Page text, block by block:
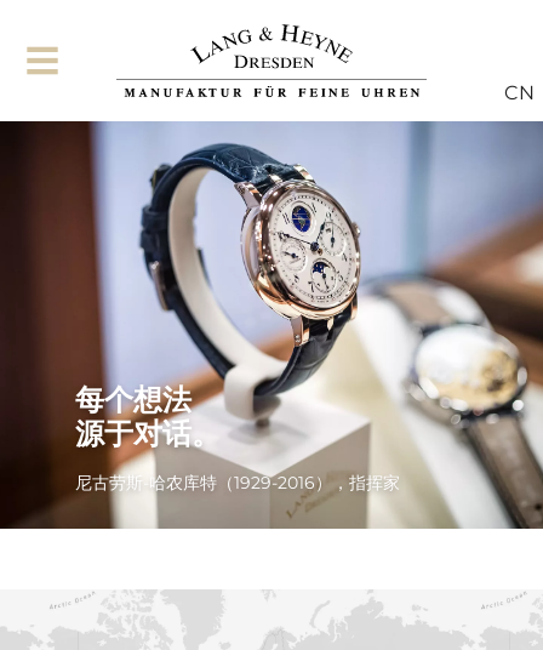
CN
每个想法
源于对话。
尼古劳斯-哈农库特（1929-2016），指挥家